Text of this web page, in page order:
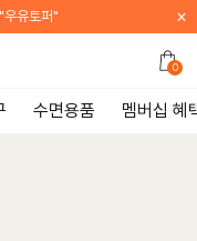
우유토퍼" ×
0
수면용품 멤버십 혜